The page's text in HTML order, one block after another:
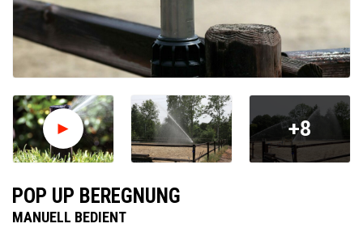
POP UP BEREGNUNG
MANUELL BEDIENT
+8